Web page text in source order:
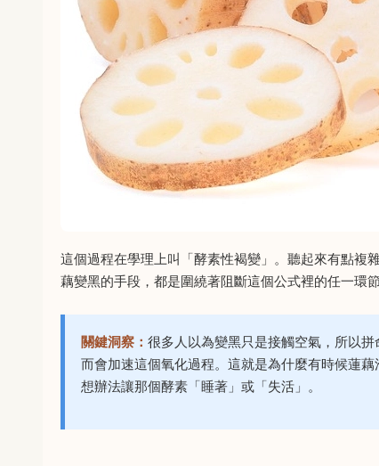
這個過程在學理上叫「酵素性褐變」。聽起來有點複
藕變黑的手段，都是圍繞著阻斷這個公式裡的任一環節
關鍵洞察： 很多人以為變黑只是接觸空氣，所以
而會加速這個氧化過程。這就是為什麼有時候蓮
想辦法讓那個酵素「睡著」或「失活」。